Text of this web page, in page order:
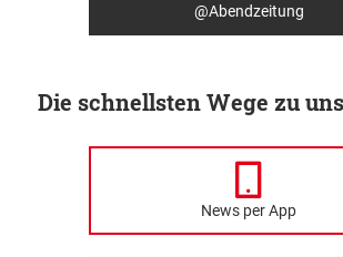
@Abendzeitung
Die schnellsten Wege zu
News per App